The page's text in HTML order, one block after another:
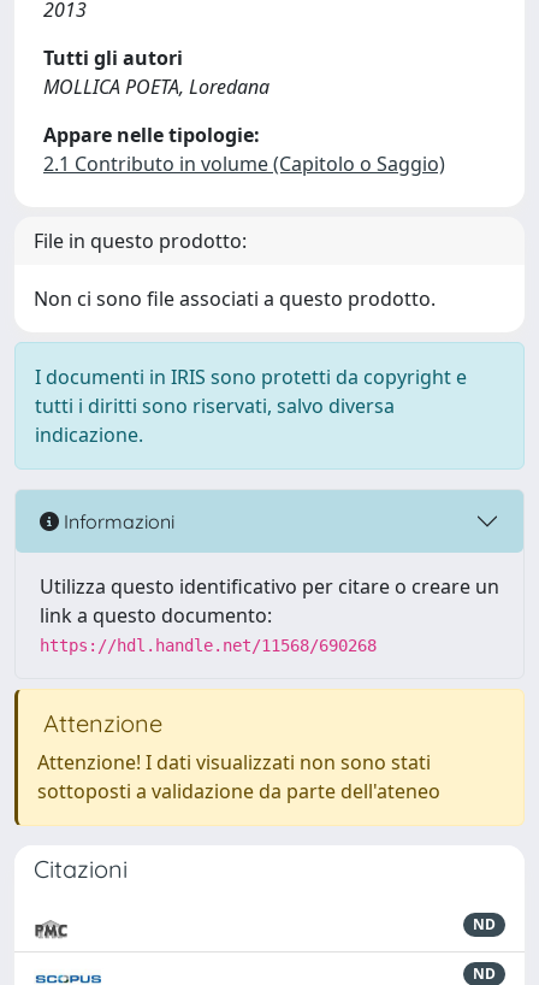
2013
Tutti gli autori
MOLLICA POETA, Loredana
Appare nelle tipologie:
2.1 Contributo in volume (Capitolo o Saggio)
File in questo prodotto:
Non ci sono file associati a questo prodotto.
I documenti in IRIS sono protetti da copyright e
tutti i diritti sono riservati, salvo diversa
indicazione.
Informazioni
Utilizza questo identificativo per citare o creare un
link a questo documento:
https://hdl.handle.net/11568/690268
Attenzione
Attenzione! I dati visualizzati non sono stati
sottoposti a validazione da parte dell'ateneo
Citazioni
ND
ND